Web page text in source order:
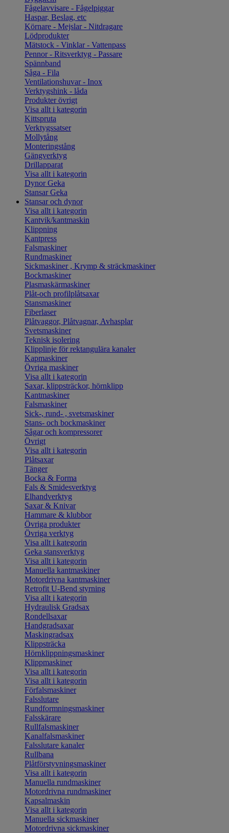
Fågelavvisare - Fågelpiggar
Haspar, Beslag, etc
Körnare - Mejslar - Nitdragare
Lödprodukter
Mätstock - Vinklar - Vattenpass
Pennor - Ritsverktyg - Passare
Spännband
Såga - Fila
Ventilationshuvar - Inox
Verktygshink - låda
Produkter övrigt
Visa allt i kategorin
Kittspruta
Verktygssatser
Mollytång
Monteringstång
Gängverktyg
Drillapparat
Visa allt i kategorin
Dynor Geka
Stansar Geka
Stansar och dynor
Visa allt i kategorin
Kantvik/kantmaskin
Klippning
Kantpress
Falsmaskiner
Rundmaskiner
Sickmaskiner , Krymp & sträckmaskiner
Bockmaskiner
Plasmaskärmaskiner
Plåt-och profilplåtsaxar
Stansmaskiner
Fiberlaser
Plåtvaggor, Plåtvagnar, Avhasplar
Svetsmaskiner
Teknisk isolering
Klipplinje för rektangulära kanaler
Kapmaskiner
Övriga maskiner
Visa allt i kategorin
Saxar, klippsträckor, hörnklipp
Kantmaskiner
Falsmaskiner
Sick-, rund- , svetsmaskiner
Stans- och bockmaskiner
Sågar och kompressorer
Övrigt
Visa allt i kategorin
Plåtsaxar
Tänger
Bocka & Forma
Fals & Smidesverktyg
Elhandverktyg
Saxar & Knivar
Hammare & klubbor
Övriga produkter
Övriga verktyg
Visa allt i kategorin
Geka stansverktyg
Visa allt i kategorin
Manuella kantmaskiner
Motordrivna kantmaskiner
Retrofit U-Bend styrning
Visa allt i kategorin
Hydraulisk Gradsax
Rondellsaxar
Handgradsaxar
Maskingradsax
Klippsträcka
Hörnklippningsmaskiner
Klippmaskiner
Visa allt i kategorin
Visa allt i kategorin
Förfalsmaskiner
Falsslutare
Rundformningsmaskiner
Falsskärare
Rullfalsmaskiner
Kanalfalsmaskiner
Falsslutare kanaler
Rullbana
Plåtförstyvningsmaskiner
Visa allt i kategorin
Manuella rundmaskiner
Motordrivna rundmaskiner
Kapsalmaskin
Visa allt i kategorin
Manuella sickmaskiner
Motordrivna sickmaskiner